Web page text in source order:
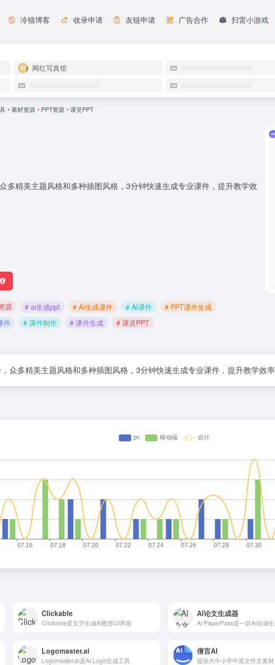
冷猫博客 收录申请 友链申请 广告合作 扫雷小游戏
网红写真馆
• 素材资源 • PPT资源 • 课灵PPT
多精美主题风格和多种插图风格，3分钟快速生成专业课件，提升教学效
源 # ai生成ppt # AI生成课件 # AI课件
# PPT课件生成
件 # 课件制作 # 课件生成 # 课灵PPT
众多精美主题风格和多种插图风格，3分钟快速生成专业课件，提升教学效
Clickable
Clickable是文字生成AI图形UI界面
Al论文生成器
Logomaster.ai
Logomaster.ai是AI Logo生成工具
倩言AI